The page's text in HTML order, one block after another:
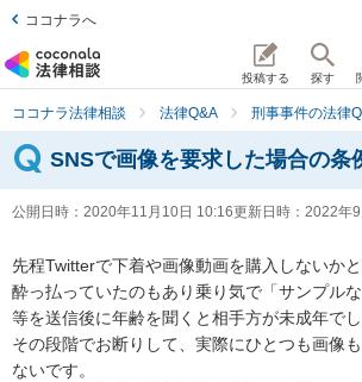
ココナラへ
投稿する 探す
ココナラ法律相談 法律Q&A 刑事事件の法律
SNSで画像を要求した場合の条
公開日時： 2020年11月10日 10:16更新日時： 2022年
先程Twitterで下着や画像動画を購入しないかと
酔っ払っていたのもあり乗り気で「サンプルな
等を送信後に年齢を聞くと相手方が未成年でし
その段階でお断りして、実際にひとつも画像
ないです。